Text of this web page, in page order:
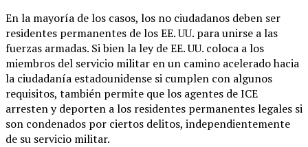
En la mayoría de los casos, los no ciudadanos deben ser
residentes permanentes de los EE. UU. para unirse a las
fuerzas armadas. Si bien la ley de EE. UU. coloca a los
miembros del servicio militar en un camino acelerado hacia
la ciudadanía estadounidense si cumplen con algunos
requisitos, también permite que los agentes de ICE
arresten y deporten a los residentes permanentes legales si
son condenados por ciertos delitos, independientemente
de su servicio militar.